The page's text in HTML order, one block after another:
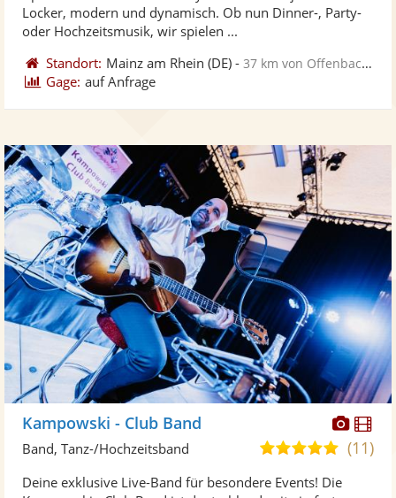
Sternen
Locker, modern und dynamisch. Ob nun Dinner-, Party-
oder Hochzeitsmusik, wir spielen ...
Standort: Mainz am Rhein (DE) -37 km von Offenbach am Main
Gage: auf Anfrage
Kampowski - Club Band
5,0
5
(11)
Band, Tanz-/Hochzeitsband
Deine exklusive Live-Band für besondere Events! Die